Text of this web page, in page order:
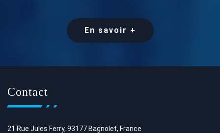
En savoir +
Contact
21 Rue Jules Ferry, 93177 Bagnolet, France